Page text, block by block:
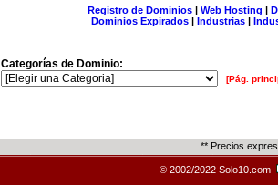
Registro de Dominios| Web Hosting |
Dominios Expirados | Industrias |
Categorías de Dominio:
[Pág.
** Precios
© 2002/2022 Solo10.com